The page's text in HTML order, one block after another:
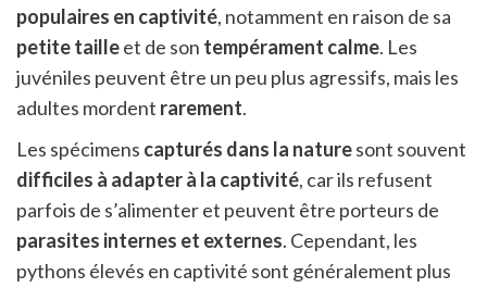
populaires en captivité, notamment en raison de sa
petite tailleet de son tempérament calme. Les
juvéniles peuvent être un peu plus agressifs, mais les
adultes mordent rarement.
Les spécimens capturés dans la naturesont souvent
difficiles à adapter à la captivité, car ils refusent
parfois de s’alimenter et peuvent être porteurs de
parasites internes et externes. Cependant, les
pythons élevés en captivité sont généralement plus